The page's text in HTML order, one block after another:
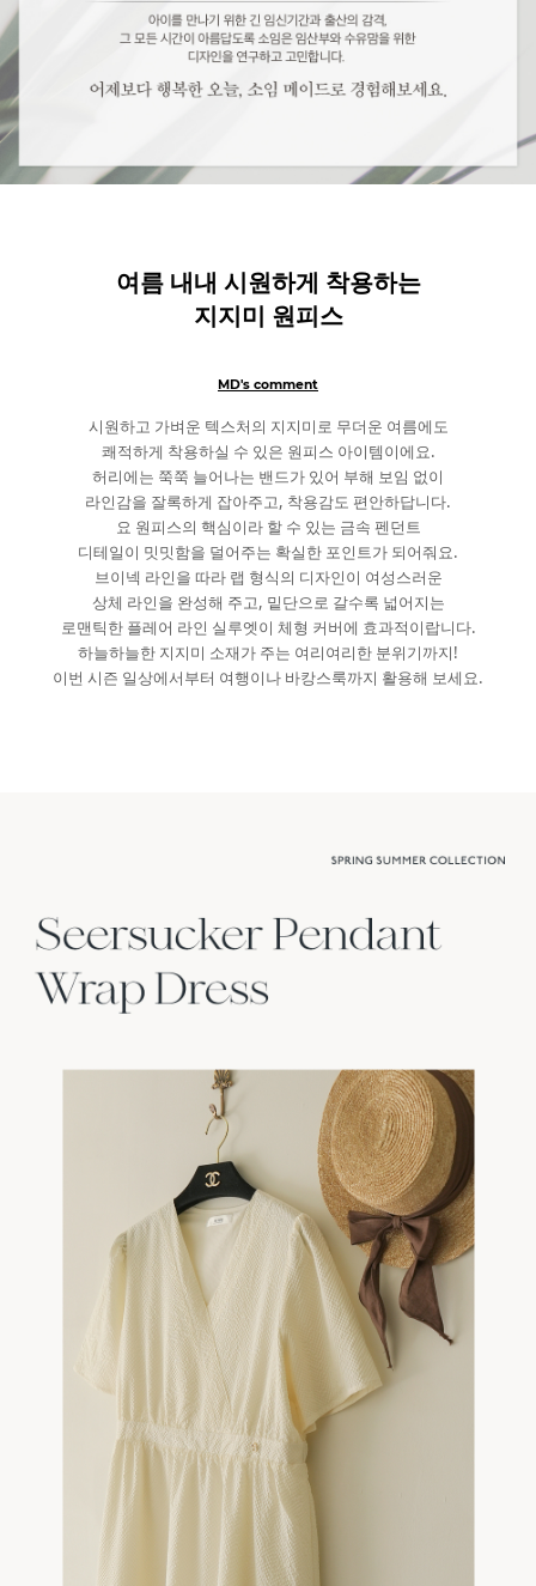
여름 내내 시원하게 착용하는
지지미 원피스
MD's comment
시원하고 가벼운 텍스처의 지지미로 무더운 여름에도
쾌적하게 착용하실 수 있은 원피스 아이템이에요.
허리에는 쭉쭉 늘어나는 밴드가 있어 부해 보임 없이
라인감을 잘록하게 잡아주고, 착용감도 편안하답니다.
요 원피스의 핵심이라 할 수 있는 금속 펜던트
디테일이 밋밋함을 덜어주는 확실한 포인트가 되어줘요.
브이넥 라인을 따라 랩 형식의 디자인이 여성스러운
상체 라인을 완성해 주고, 밑단으로 갈수록 넓어지는
로맨틱한 플레어 라인 실루엣이 체형 커버에 효과적이랍니다.
하늘하늘한 지지미 소재가 주는 여리여리한 분위기까지!
이번 시즌 일상에서부터 여행이나 바캉스룩까지 활용해 보세요.